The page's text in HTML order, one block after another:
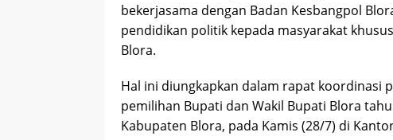
bekerjasama dengan Badan Kesbangpol
pendidikan politik kepada masyarakat
Blora.
Hal ini diungkapkan dalam rapat koordinasi
pemilihan Bupati dan Wakil Bupati Blora
Kabupaten Blora, pada Kamis (28/7) di